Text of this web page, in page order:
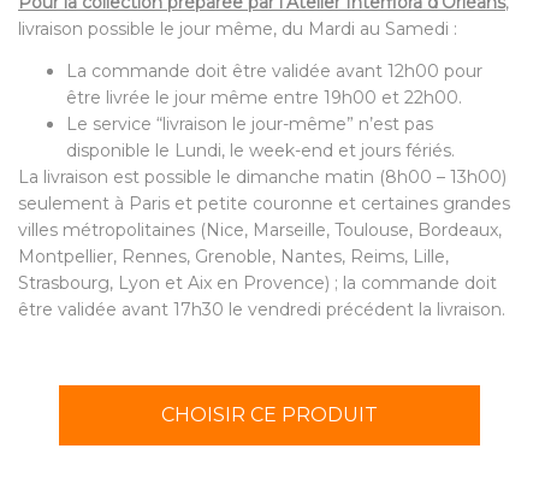
livraison possible le jour même, du Mardi au Samedi :
La commande doit être validée avant 12h00 pour
être livrée le jour même entre 19h00 et 22h00.
Le service “livraison le jour-même” n’est pas
disponible le Lundi, le week-end et jours fériés.
La livraison est possible le dimanche matin (8h00 – 13h00)
seulement à Paris et petite couronne et certaines grandes
villes métropolitaines (Nice, Marseille, Toulouse, Bordeaux,
Montpellier, Rennes, Grenoble, Nantes, Reims, Lille,
Strasbourg, Lyon et Aix en Provence) ; la commande doit
être validée avant 17h30 le vendredi précédent la livraison.
CHOISIR CE PRODUIT